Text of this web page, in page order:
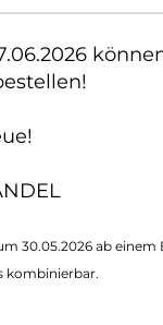
30.05.2026 ab
kombinierbar.